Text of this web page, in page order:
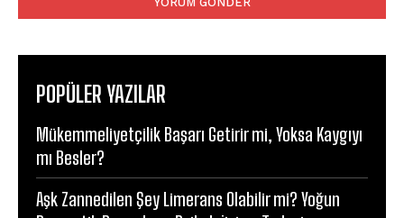
POPÜLER YAZILAR
Mükemmeliyetçilik Başarı Getirir mi, Yoksa Kaygıyı
mı Besler?
Aşk Zannedilen Şey Limerans Olabilir mi? Yoğun